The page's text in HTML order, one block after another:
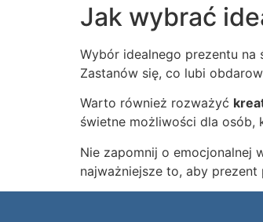
Jak wybrać
Wybór idealnego prezentu
Zastanów się, co lubi
Warto również rozważyć
świetne możliwości dla
Nie zapomnij o emocjonalnej
najważniejsze to, aby prezent